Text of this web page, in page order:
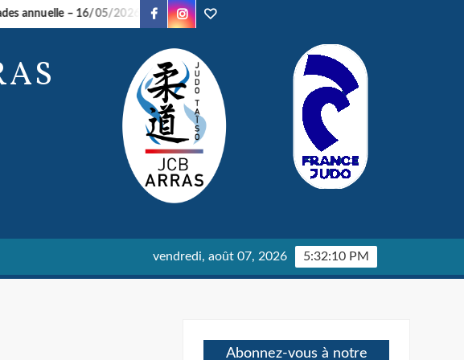
annuelle – 16/05/2026 Soirée Judo – 24/01/2026
FacebookInstagram
TikTok
5:32:10 PM
vendredi, août 07, 2026
Abonnez-vous à notre